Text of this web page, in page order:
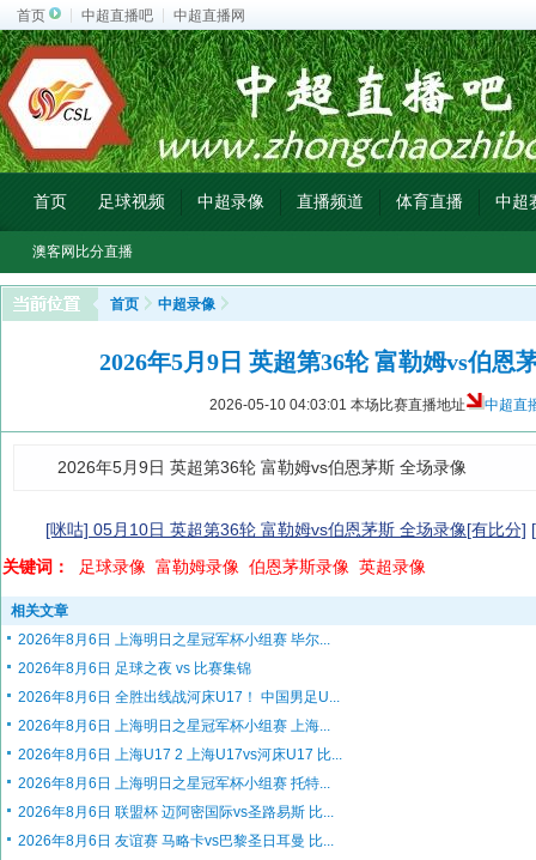
首页 中超直播吧 中超直播网
首页 足球视频 中超录像 直播频道 体育直播 中超
澳客网比分直播
首页 中超录像
2026年5月9日 英超第36轮 富勒姆vs伯恩
2026-05-10 04:03:01 本场比赛直播地址 中超直
2026年5月9日 英超第36轮 富勒姆vs伯恩茅斯 全场录像
[咪咕] 05月10日 英超第36轮 富勒姆vs伯恩茅斯 全场录像[有比分]
关键词：
足球录像 富勒姆录像 伯恩茅斯录像 英超录像
相关文章
2026年8月6日 上海明日之星冠军杯小组赛 毕尔...
2026年8月6日 足球之夜 vs 比赛集锦
2026年8月6日 全胜出线战河床U17！ 中国男足U...
2026年8月6日 上海明日之星冠军杯小组赛 上海...
2026年8月6日 上海U17 2 上海U17vs河床U17 比...
2026年8月6日 上海明日之星冠军杯小组赛 托特...
2026年8月6日 联盟杯 迈阿密国际vs圣路易斯 比...
2026年8月6日 友谊赛 马略卡vs巴黎圣日耳曼 比...